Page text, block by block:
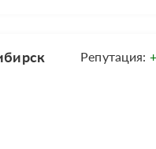
Репутация: